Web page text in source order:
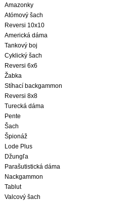
Amazonky
Atómový šach
Reversi 10x10
Americká dáma
Tankový boj
Cyklický šach
Reversi 6x6
Žabka
Stíhací backgammon
Reversi 8x8
Turecká dáma
Pente
Šach
Špionáž
Lode Plus
Džungľa
Parašutistická dáma
Nackgammon
Tablut
Valcový šach